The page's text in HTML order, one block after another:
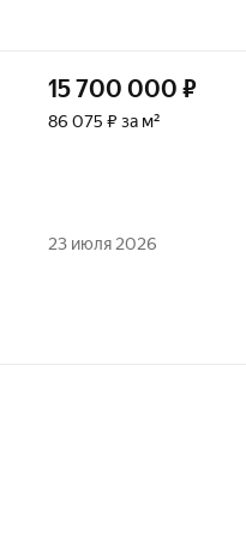
15 700 000 ₽
86 075 ₽ за м²
23 июля 2026